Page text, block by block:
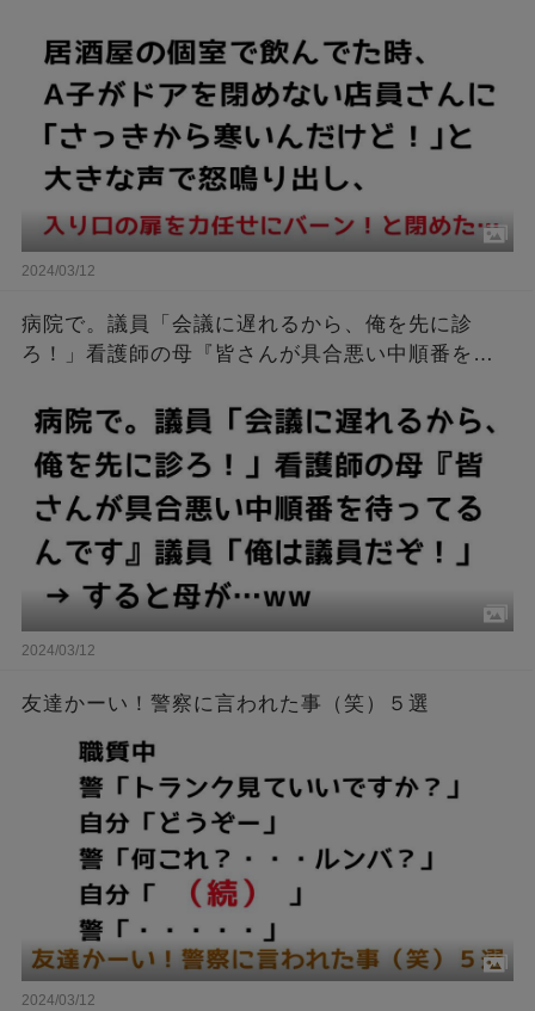
と閉めた…
2024/03/12
病院で。議員「会議に遅れるから、俺を先に診
ろ！」看護師の母『皆さんが具合悪い中順番を待
母が…
2024/03/12
友達かーい！警察に言われた事（笑）５選
2024/03/12